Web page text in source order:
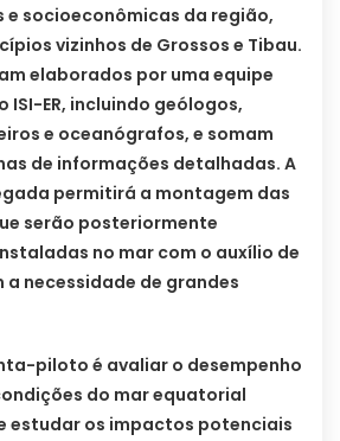
socioeconômicas da região,
vizinhos de Grossos e Tibau.
elaborados por uma equipe
ER, incluindo geólogos,
e oceanógrafos, e somam
de informações detalhadas. A
permitirá a montagem das
serão posteriormente
no mar com o auxílio de
a necessidade de grandes
piloto é avaliar o desempenho
do mar equatorial
estudar os impactos potenciais